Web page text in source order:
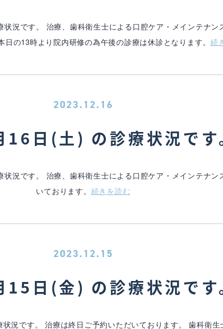
況です。 治療、歯科衛生士による口腔ケア・メインテナン
日の13時より院内研修の為午後の診療は休診となります。続
2023.12.16
日(土) の診療状況です
況です。 治療、歯科衛生士による口腔ケア・メインテナン
いております。 続きを読む
2023.12.15
日(金) の診療状況です
況です。 治療は終日ご予約いただいております。 歯科衛生